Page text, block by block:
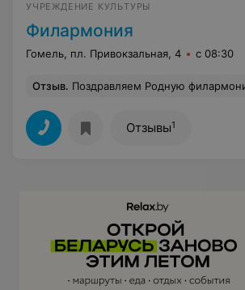
УЧРЕЖДЕНИЕ КУЛЬТУРЫ
Филармония
Гомель, пл. Привокзальная, 4 с 08:30
Отзыв. Поздравляем Родную филармонию с Золотым Юбилеем! Мы всегда с Вами и этому очень рады! Юбилейный концерт очень понравился, жаль, в зале было много свободных мест.
Отзывы1